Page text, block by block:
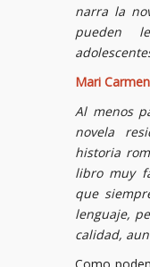
narra la
pueden
Mari
Al menos
novela
historia
libro muy
que
lenguaje,
calidad,
Como